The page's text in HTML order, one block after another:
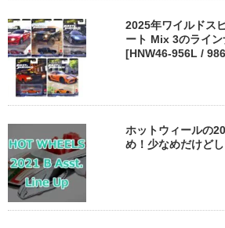
2025年ワイルドス
ート Mix 3のライン
[HNW46-956L /
ホットウィールの
め！少なめだけど